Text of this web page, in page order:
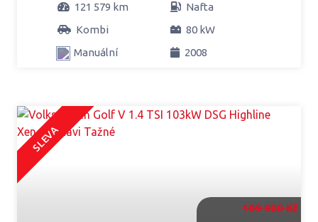
121 579 km
Nafta
Kombi
80 kW
Manuální
2008
SLEVA
109 900 Kč